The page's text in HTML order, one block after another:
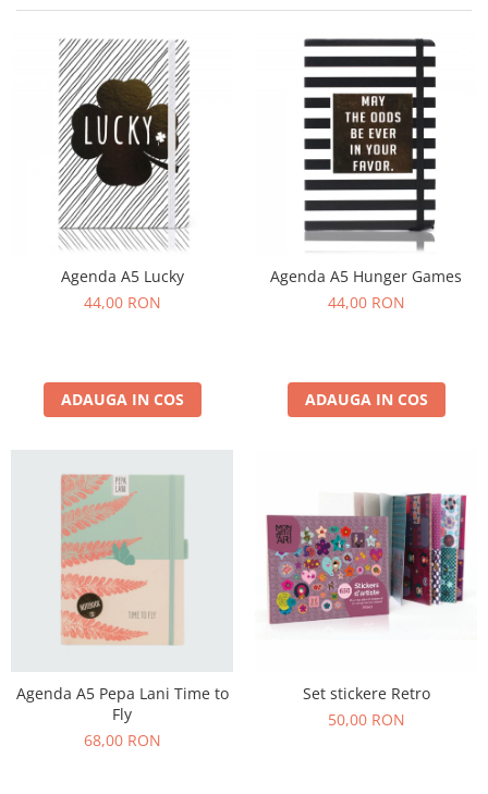
Agenda A5 Lucky
44,00 RON
ADAUGA IN COS
Agenda A5 Hunger Games
44,00 RON
ADAUGA IN COS
Agenda A5 Pepa Lani Time to
Fly
68,00 RON
Set stickere Retro
50,00 RON